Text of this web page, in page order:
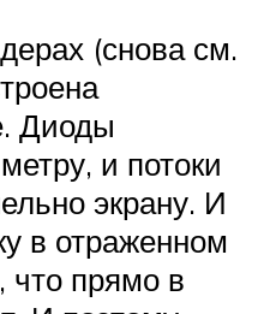
(снова см.
Диоды
и потоки
экрану. И
в отраженном
что прямо в